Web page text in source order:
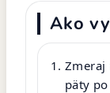
Ako
Zmeraj
päty